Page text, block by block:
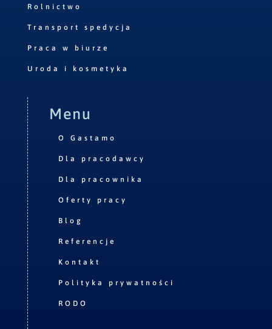
Rolnictwo
Transport spedycja
Praca w biurze
Uroda i kosmetyka
Menu
O Gastamo
Dla pracodawcy
Dla pracownika
Oferty pracy
Blog
Referencje
Kontakt
Polityka prywatności
RODO